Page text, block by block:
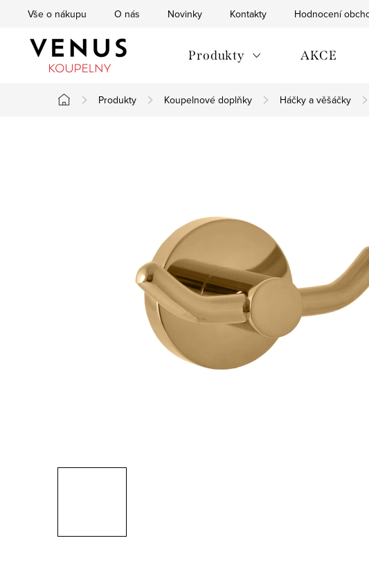
Vše o nákupu O nás Novinky Kontakty Hodnocení
Produkty AKCE
Domů
Produkty Koupelnové doplňky Háčky a věšáčky